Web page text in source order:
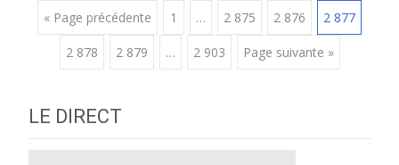
Posts
navigation
« Page précédente 1 … 2 875 2 876 2 877
2 878 2 879 … 2 903 Page suivante »
LE DIRECT